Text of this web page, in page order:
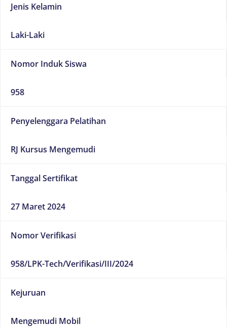
Jenis Kelamin
Laki-Laki
Nomor Induk Siswa
958
Penyelenggara Pelatihan
RJ Kursus Mengemudi
Tanggal Sertifikat
27 Maret 2024
Nomor Verifikasi
958/LPK-Tech/Verifikasi/III/2024
Kejuruan
Mengemudi Mobil